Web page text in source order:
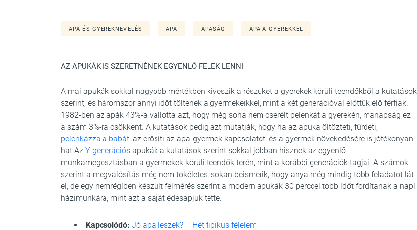
APA ÉS GYEREKNEVELÉS APA APASÁG APA A GYEREKKEL
AZ APUKÁK IS SZERETNÉNEK EGYENLŐ FELEK LENNI
A mai apukák sokkal nagyobb mértékben kiveszik a részüket a gyerekek körüli teendőkből a kutatások
szerint, és háromszor annyi időt töltenek a gyermekeikkel, mint a két generációval előttük élő férfiak.
1982-ben az apák 43%-a vallotta azt, hogy még soha nem cserélt pelenkát a gyerekén, manapság ez
a szám 3%-ra csökkent. A kutatások pedig azt mutatják, hogy ha az apuka öltözteti, fürdeti,
pelenkázza a babát, az erősíti az apa-gyermek kapcsolatot, és a gyermek növekedésére is jótékonyan
hat.Az Y generációs apukák a kutatások szerint sokkal jobban hisznek az egyenlő
munkamegosztásban a gyermekek körüli teendők terén, mint a korábbi generációk tagjai. A számok
szerint a megvalósítás még nem tökéletes, sokan beismerik, hogy anya még mindig több feladatot lát
el, de egy nemrégiben készült felmérés szerint a modern apukák 30 perccel több időt fordítanak a napi
házimunkára, mint azt a saját édesapjuk tette.
Kapcsolódó: Jó apa leszek? – Hét tipikus félelem